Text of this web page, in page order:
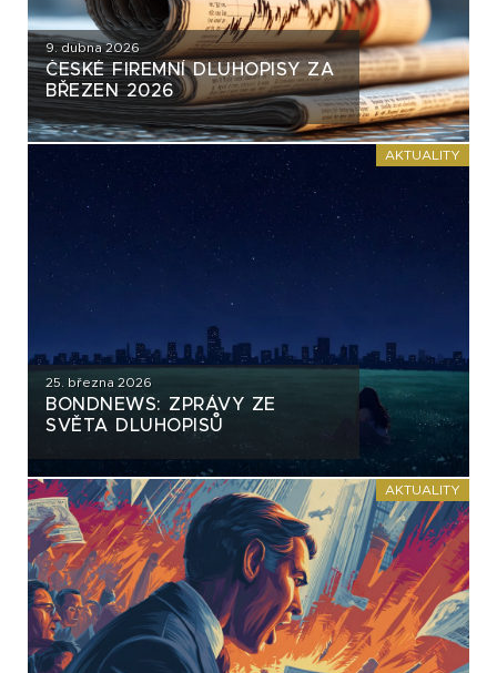
9. dubna 2026
ČESKÉ FIREMNÍ DLUHOPISY ZA
BŘEZEN 2026
AKTUALITY
25. března 2026
BONDNEWS: ZPRÁVY ZE
SVĚTA DLUHOPISŮ
AKTUALITY